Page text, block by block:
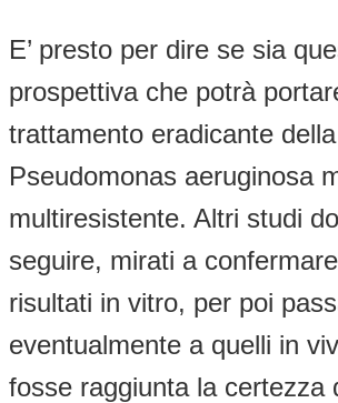
E’ presto per dire se sia
prospettiva che potrà
trattamento eradicante della
Pseudomonas aeruginosa
multiresistente. Altri studi
seguire, mirati a
risultati in vitro, per poi
eventualmente a quelli in
fosse raggiunta la certezza